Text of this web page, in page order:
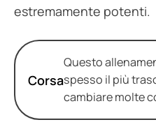
estremamente potenti.
Corsa
Questo
spesso il più
cambiare molte